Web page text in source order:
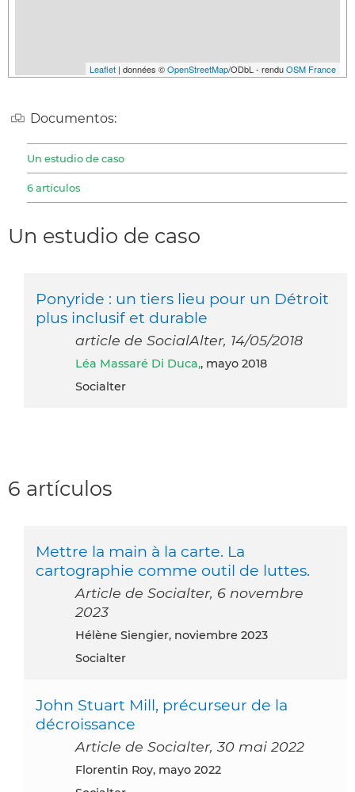
Leaflet | données ©OpenStreetMap/ODbL - renduOSM France
Documentos:
Un estudio de caso
6 artículos
Un estudio de caso
Ponyride : un tiers lieu pour un Détroit
plus inclusif et durable
article de SocialAlter, 14/05/2018
Léa Massaré Di Duca,, mayo 2018
Socialter
6 artículos
Mettre la main à la carte. La
cartographie comme outil de luttes.
Article de Socialter, 6 novembre
2023
Hélène Siengier, noviembre 2023
Socialter
John Stuart Mill, précurseur de la
décroissance
Article de Socialter, 30 mai 2022
Florentin Roy, mayo 2022